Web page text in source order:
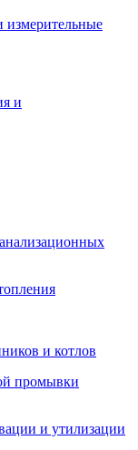
измерительные
и
и котлов
промывки
и утилизации